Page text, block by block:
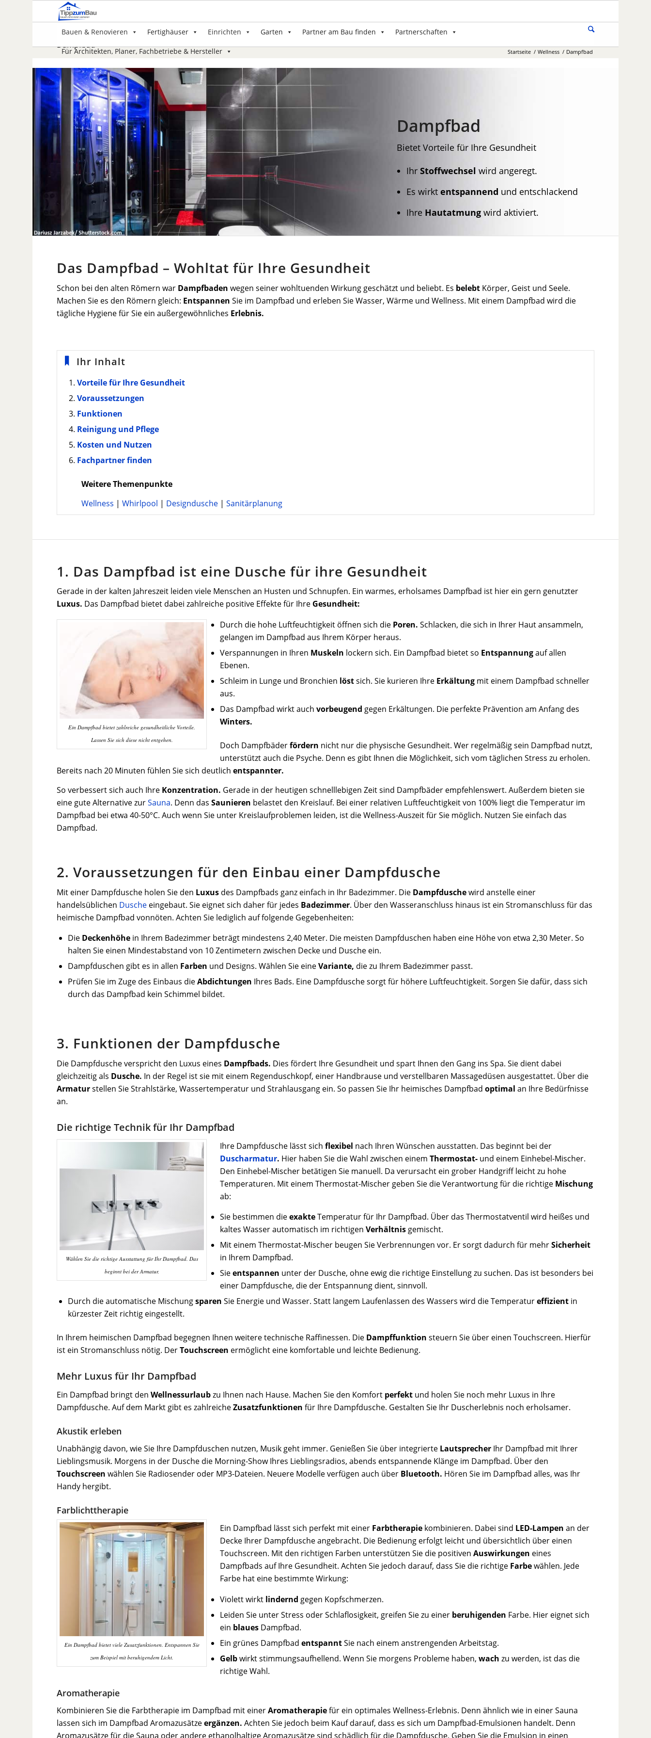
Bauen & Renovieren Fertighäuser Einrichten Garten Partner am Bau finden Partnerschaften
Für Architekten, Planer, Fachbetriebe & Hersteller
Dampfbad
Startseite / Wellness / Dampfbad
Dampfbad
Bietet Vorteile für Ihre Gesundheit
Ihr Stoffwechsel wird angeregt.
Es wirkt entspannend und entschlackend
Ihre Hautatmungwird aktiviert.
Das Dampfbad – Wohltat für Ihre Gesundheit
Schon bei den alten Römern war Dampfbaden wegen seiner wohltuenden Wirkung geschätzt und beliebt. Es belebt Körper, Geist und Seele.
Machen Sie es den Römern gleich: Entspannen Sie im Dampfbad und erleben Sie Wasser, Wärme und Wellness. Mit einem Dampfbad wird die
tägliche Hygiene für Sie ein außergewöhnliches Erlebnis.
Ihr Inhalt
Vorteile für Ihre Gesundheit
Voraussetzungen
Funktionen
Reinigung und Pflege
Kosten und Nutzen
Fachpartner finden
Weitere Themenpunkte
Wellness |Whirlpool | Designdusche |Sanitärplanung
1. Das Dampfbad ist eine Dusche für ihre Gesundheit
Gerade in der kalten Jahreszeit leiden viele Menschen an Husten und Schnupfen. Ein warmes, erholsames Dampfbad ist hier ein gern genutzter
Luxus. Das Dampfbad bietet dabei zahlreiche positive Effekte für Ihre Gesundheit:
Ein Dampfbad bietet zahlreiche gesundheitliche Vorteile.
Lassen Sie sich diese nicht entgehen.
Durch die hohe Luftfeuchtigkeit öffnen sich die Poren. Schlacken, die sich in Ihrer Haut ansammeln,
gelangen im Dampfbad aus Ihrem Körper heraus.
Verspannungen in Ihren Muskeln lockern sich. Ein Dampfbad bietet so Entspannungauf allen
Ebenen.
Schleim in Lunge und Bronchien löstsich. Sie kurieren Ihre Erkältung mit einem Dampfbad schneller
aus.
Das Dampfbad wirkt auchvorbeugend gegen Erkältungen. Die perfekte Prävention am Anfang des
Winters.
Doch Dampfbäderfördern nicht nur die physische Gesundheit. Wer regelmäßig sein Dampfbad nutzt,
unterstützt auch die Psyche. Denn es gibt Ihnen die Möglichkeit, sich vom täglichen Stress zu erholen.
Bereits nach 20 Minuten fühlen Sie sich deutlichentspannter.
So verbessert sich auch Ihre Konzentration. Gerade in der heutigen schnelllebigen Zeit sind Dampfbäder empfehlenswert. Außerdem bieten sie
eine gute Alternative zurSauna. Denn dasSaunieren belastet den Kreislauf. Bei einer relativen Luftfeuchtigkeit von 100% liegt die Temperatur im
Dampfbad bei etwa 40-50°C. Auch wenn Sie unter Kreislaufproblemen leiden, ist die Wellness-Auszeit für Sie möglich. Nutzen Sie einfach das
Dampfbad.
2. Voraussetzungen für den Einbau einer Dampfdusche
Mit einer Dampfdusche holen Sie den Luxus des Dampfbads ganz einfach in Ihr Badezimmer. Die Dampfduschewird anstelle einer
handelsüblichen Dusche eingebaut. Sie eignet sich daher für jedes Badezimmer. Über den Wasseranschluss hinaus ist ein Stromanschluss für das
heimische Dampfbad vonnöten. Achten Sie lediglich auf folgende Gegebenheiten:
Die Deckenhöhe in Ihrem Badezimmer beträgt mindestens 2,40 Meter. Die meisten Dampfduschen haben eine Höhe von etwa 2,30 Meter. So
halten Sie einen Mindestabstand von 10 Zentimetern zwischen Decke und Dusche ein.
Dampfduschen gibt es in allen Farben und Designs. Wählen Sie eineVariante, die zu Ihrem Badezimmer passt.
Prüfen Sie im Zuge des Einbaus dieAbdichtungen Ihres Bads. Eine Dampfdusche sorgt für höhere Luftfeuchtigkeit. Sorgen Sie dafür, dass sich
durch das Dampfbad kein Schimmel bildet.
3. Funktionen der Dampfdusche
Die Dampfdusche verspricht den Luxus eines Dampfbads. Dies fördert Ihre Gesundheit und spart Ihnen den Gang ins Spa. Sie dient dabei
gleichzeitig als Dusche. In der Regel ist sie mit einem Regenduschkopf, einer Handbrause und verstellbaren Massagedüsen ausgestattet. Über die
Armaturstellen Sie Strahlstärke, Wassertemperatur und Strahlausgang ein. So passen Sie Ihr heimisches Dampfbadoptimal an Ihre Bedürfnisse
an.
Die richtige Technik für Ihr Dampfbad
Wählen Sie die richtige Ausstattung für Ihr Dampfbad. Das
beginnt bei der Armatur.
Ihre Dampfdusche lässt sichflexibel nach Ihren Wünschen ausstatten. Das beginnt bei der
Duscharmatur. Hier haben Sie die Wahl zwischen einemThermostat- und einem Einhebel-Mischer.
Den Einhebel-Mischer betätigen Sie manuell. Da verursacht ein grober Handgriff leicht zu hohe
Temperaturen. Mit einem Thermostat-Mischer geben Sie die Verantwortung für die richtige Mischung
ab:
Sie bestimmen dieexakteTemperatur für Ihr Dampfbad. Über das Thermostatventil wird heißes und
kaltes Wasser automatisch im richtigenVerhältnis gemischt.
Mit einem Thermostat-Mischer beugen Sie Verbrennungen vor. Er sorgt dadurch für mehrSicherheit
in Ihrem Dampfbad.
Sieentspannen unter der Dusche, ohne ewig die richtige Einstellung zu suchen. Das ist besonders bei
einer Dampfdusche, die der Entspannung dient, sinnvoll.
Durch die automatische Mischungsparen Sie Energie und Wasser. Statt langem Laufenlassen des Wassers wird die Temperatureffizient in
kürzester Zeit richtig eingestellt.
In Ihrem heimischen Dampfbad begegnen Ihnen weitere technische Raffinessen. Die Dampffunktion steuern Sie über einen Touchscreen. Hierfür
ist ein Stromanschluss nötig. DerTouchscreen ermöglicht eine komfortable und leichte Bedienung.
Mehr Luxus für Ihr Dampfbad
Ein Dampfbad bringt denWellnessurlaubzu Ihnen nach Hause. Machen Sie den Komfort perfekt und holen Sie noch mehr Luxus in Ihre
Dampfdusche. Auf dem Markt gibt es zahlreicheZusatzfunktionen für Ihre Dampfdusche. Gestalten Sie Ihr Duscherlebnis noch erholsamer.
Akustik erleben
Unabhängig davon, wie Sie Ihre Dampfduschen nutzen, Musik geht immer. Genießen Sie über integrierte Lautsprecher Ihr Dampfbad mit Ihrer
Lieblingsmusik. Morgens in der Dusche die Morning-Show Ihres Lieblingsradios, abends entspannende Klänge im Dampfbad. Über den
Touchscreen wählen Sie Radiosender oder MP3-Dateien. Neuere Modelle verfügen auch über Bluetooth. Hören Sie im Dampfbad alles, was Ihr
Handy hergibt.
Farblichttherapie
Ein Dampfbad bietet viele Zusatzfunktionen. Entspannen Sie
zum Beispiel mit beruhigendem Licht.
Ein Dampfbad lässt sich perfekt mit einer Farbtherapie kombinieren. Dabei sind LED-Lampen an der
Decke Ihrer Dampfdusche angebracht. Die Bedienung erfolgt leicht und übersichtlich über einen
Touchscreen. Mit den richtigen Farben unterstützen Sie die positivenAuswirkungen eines
Dampfbads auf Ihre Gesundheit. Achten Sie jedoch darauf, dass Sie die richtige Farbewählen. Jede
Farbe hat eine bestimmte Wirkung:
Violett wirkt lindernd gegen Kopfschmerzen.
Leiden Sie unter Stress oder Schlaflosigkeit, greifen Sie zu einer beruhigenden Farbe. Hier eignet sich
ein blaues Dampfbad.
Ein grünes DampfbadentspanntSie nach einem anstrengenden Arbeitstag.
Gelbwirkt stimmungsaufhellend. Wenn Sie morgens Probleme haben,wach zu werden, ist das die
richtige Wahl.
Aromatherapie
Kombinieren Sie die Farbtherapie im Dampfbad mit einerAromatherapiefür ein optimales Wellness-Erlebnis. Denn ähnlich wie in einer Sauna
lassen sich im Dampfbad Aromazusätzeergänzen. Achten Sie jedoch beim Kauf darauf, dass es sich um Dampfbad-Emulsionen handelt. Denn
Aromazusätze für die Sauna oder andere ethanolhaltige Aromazusätze sind schädlich für die Dampfdusche. Geben Sie die Emulsion in einen